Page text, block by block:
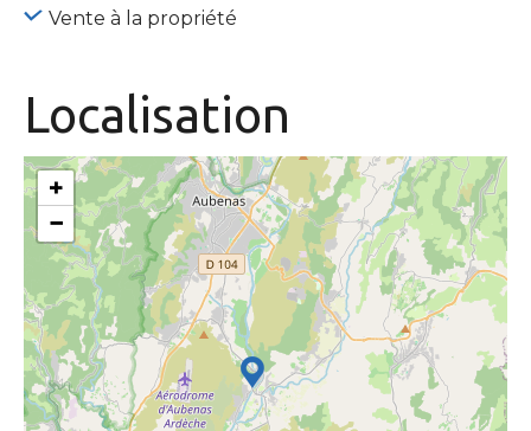
Vente à la propriété
Localisation
+
−